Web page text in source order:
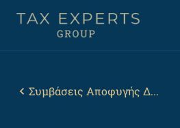
προς
Breadcrumb
Συμβάσεις Αποφυγής Δ...